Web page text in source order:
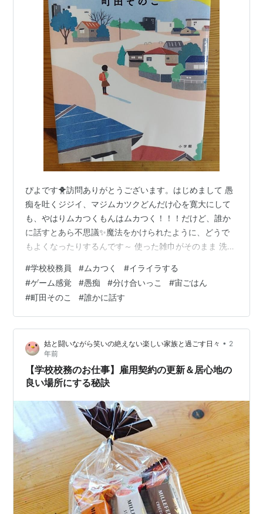
ぴよです🐥訪問ありがとうございます。はじめまして 愚
痴を吐くジジイ、マジムカツクどんだけ心を寛大にして
も、やはりムカつくもんはムカつく！！！だけど、誰か
に話すとあら不思議✨魔法をかけられたように、どうで
もよくなったりするんです～ 使った雑巾がそのまま 洗濯
カつく事も分け合いっこ 宙（そら）ごはん 使った雑巾が
そのまま 同じ校務のジジイ（71歳）は、自分に都合が悪
いことは隠そうとする（バレバレだけど）しかもまだら
認知症⁉なのか、たまたま忘れてしまったのか、できてい
たことができなくなっていたりするこの前は使った雑巾
が、洗い場にそのまま放置されて…
#学校校務員 #ムカつく #イライラする
#ゲーム感覚 #愚痴 #分け合いっこ #宙ごはん
#町田そのこ #誰かに話す
姑と闘いながら笑いの絶えない楽しい家族と過ごす日々 • 2
年前
【学校校務のお仕事】雇用契約の更新＆居心地の
良い場所にする秘訣